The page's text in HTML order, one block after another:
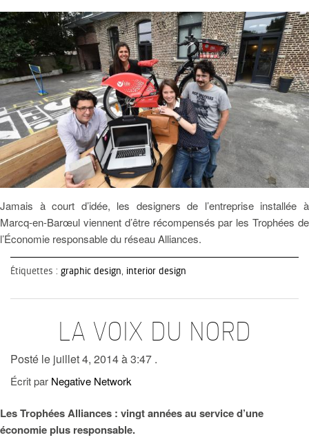
Jamais à court d’idée, les designers de l’entreprise installée à
Marcq-en-Barœul viennent d’être récompensés par les Trophées de
l’Économie responsable du réseau Alliances.
Étiquettes : graphic design, interior design
LA VOIX DU NORD
Posté le juillet 4, 2014 à 3:47 .
Écrit par Negative Network
Les Trophées Alliances : vingt années au service d’une
économie plus responsable.